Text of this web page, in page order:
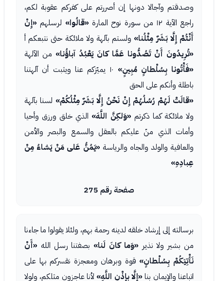
وصدقتم وآجالا دونها إن أصررتم على كفركم عقوبة لكم،
راجع الآية ١٢ من سورة نوح المارة
«قالُوا» لرسلهم «إِنْ
أَنْتُمْ إِلَّا بَشَرٌ مِثْلُنا» ولستم بآلهة ولا ملائكة حتى نتبعكم أ
«تُرِيدُونَ أَنْ تَصُدُّونا عَمَّا كانَ يَعْبُدُ آباؤُنا» من الآلهة
«فَأْتُونا بِسُلْطانٍ مُبِينٍ»
١٠ يميّزكم عنا ويثبت أن آلهتنا
باطلة وأنكم على الحق
«قالَتْ لَهُمْ رُسُلُهُمْ إِنْ نَحْنُ إِلَّا بَشَرٌ مِثْلُكُمْ» لسنا بآلهة
ولا ملائكة كما ذكرتم «وَلكِنَّ اللَّهَ» الذي خلق ورزق وأحيا
وأمات الذي منّ عليكم بالعقل والسمع والبصر والأمن
والعافية والولد والجاه والرياسة «يَمُنُّ عَلى مَنْ يَشاءُ مِنْ
عِبادِهِ»
صفحة رقم 275
برسالته إلى إرشاد خلقه لدينه رحمة بهم، ولئلا يقولوا ما جاءنا
من بشير ولا نذير «وَما كانَ لَنا» بصفتنا رسل الله «أَنْ
نَأْتِيَكُمْ بِسُلْطانٍ» قوة وبرهان ومعجزة نقسركم بها على
اتباعنا والإيمان بنا «إِلَّا بِإِذْنِ اللَّهِ» لأنا عاجزون مثلكم، ولولا